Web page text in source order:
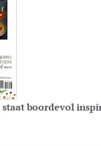
staat boordevol